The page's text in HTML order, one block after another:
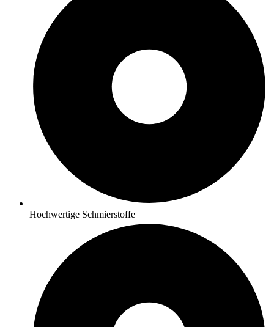
Hochwertige Schmierstoffe